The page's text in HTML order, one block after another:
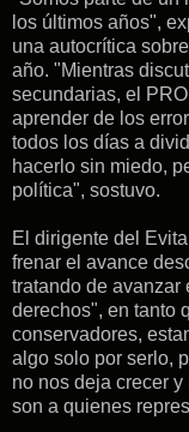
los últimos años",
una autocrítica
año. "Mientras
secundarias, el
aprender de los
todos los días a
hacerlo sin miedo,
política", sostuvo.
El dirigente del
frenar el avance
tratando de avanzar
derechos", en tanto
conservadores,
algo solo por serlo,
no nos deja crecer
son a quienes